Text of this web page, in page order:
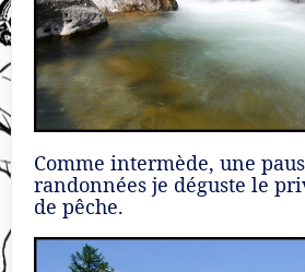
Comme intermède, une
randonnées je déguste le
de pêche.